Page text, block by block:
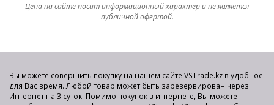
Цена на сайте носит информационный характер и не является
публичной офертой.
Вы можете совершить покупку на нашем сайте VSTrade.kz в удобное
для Вас время. Любой товар может быть зарезервирован через
Интернет на 3 суток. Помимо покупок в интернете, Вы можете